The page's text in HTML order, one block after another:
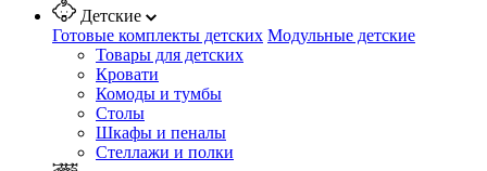
Детские
Готовые комплекты детских Модульные детские
Товары для детских
Кровати
Комоды и тумбы
Столы
Шкафы и пеналы
Стеллажи и полки